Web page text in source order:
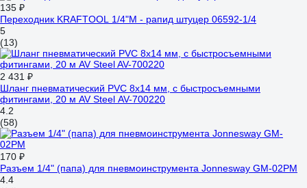
135 ₽
Переходник KRAFTOOL 1/4"M - рапид штуцер 06592-1/4
5
(13)
2 431 ₽
Шланг пневматический PVC 8x14 мм, с быстросъемными
фитингами, 20 м AV Steel AV-700220
4.2
(58)
170 ₽
Разъем 1/4" (папа) для пневмоинструмента Jonnesway GM-02PM
4.4